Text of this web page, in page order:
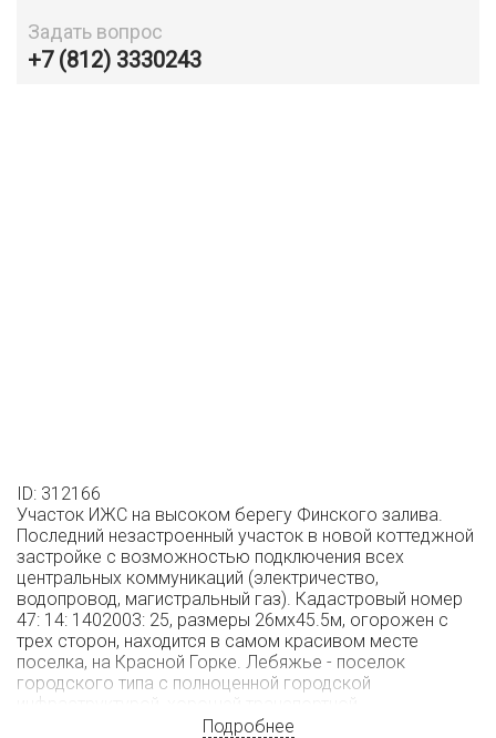
Задать вопрос
+7 (812) 3330243
ID: 312166
Участок ИЖС на высоком берегу Финского залива.
Последний незастроенный участок в новой коттеджной
застройке с возможностью подключения всех
центральных коммуникаций (электричество,
водопровод, магистральный газ). Кадастровый номер
47: 14: 1402003: 25, размеры 26мх45.5м, огорожен с
трех сторон, находится в самом красивом месте
поселка, на Красной Горке. Лебяжье - поселок
городского типа с полноценной городской
инфраструктурой, хорошей транспортной
доступностью и уникальными природными дарами:
Подробнее